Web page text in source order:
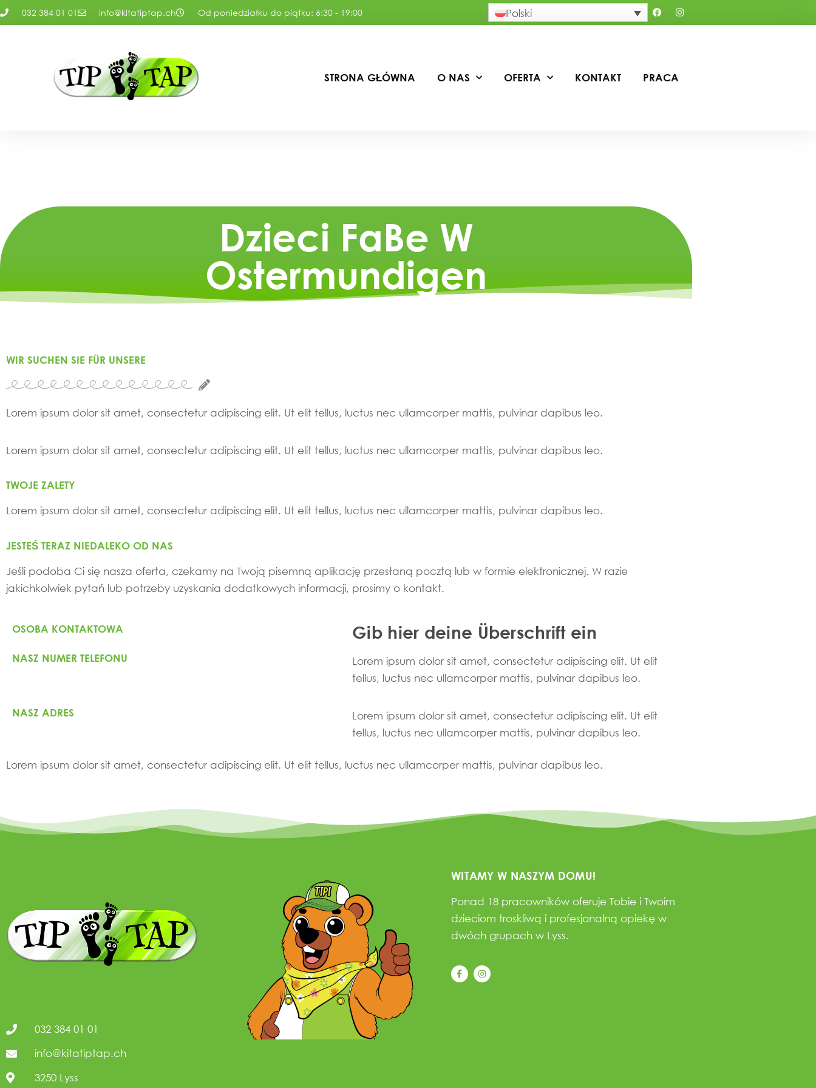
032 384 01 01 info@kitatiptap.ch Od poniedziałku do piątku: 6:30 - 19:00 Polski
STRONA GŁÓWNA O NAS OFERTA KONTAKT PRACA
Dzieci FaBe W
Ostermundigen
WIR SUCHEN SIE FÜR UNSERE
Lorem ipsum dolor sit amet, consectetur adipiscing elit. Ut elit tellus, luctus nec ullamcorper mattis, pulvinar dapibus leo.
Lorem ipsum dolor sit amet, consectetur adipiscing elit. Ut elit tellus, luctus nec ullamcorper mattis, pulvinar dapibus leo.
TWOJE ZALETY
Lorem ipsum dolor sit amet, consectetur adipiscing elit. Ut elit tellus, luctus nec ullamcorper mattis, pulvinar dapibus leo.
JESTEŚ TERAZ NIEDALEKO OD NAS
Jeśli podoba Ci się nasza oferta, czekamy na Twoją pisemną aplikację przesłaną pocztą lub w formie elektronicznej. W razie
jakichkolwiek pytań lub potrzeby uzyskania dodatkowych informacji, prosimy o kontakt.
OSOBA KONTAKTOWA Gib hier deine Überschrift ein
NASZ NUMER TELEFONU
Lorem ipsum dolor sit amet, consectetur adipiscing elit. Ut elit
tellus, luctus nec ullamcorper mattis, pulvinar dapibus leo.
NASZ ADRES
Lorem ipsum dolor sit amet, consectetur adipiscing elit. Ut elit
tellus, luctus nec ullamcorper mattis, pulvinar dapibus leo.
Lorem ipsum dolor sit amet, consectetur adipiscing elit. Ut elit tellus, luctus nec ullamcorper mattis, pulvinar dapibus leo.
032 384 01 01
info@kitatiptap.ch
3250 Lyss
WITAMY W NASZYM DOMU!
Ponad 18 pracowników oferuje Tobie i Twoim
dzieciom troskliwą i profesjonalną opiekę w
dwóch grupach w Lyss.